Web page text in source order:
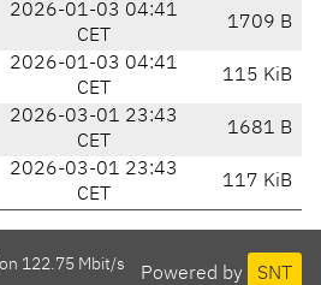
2026-01-03 04:41
CET
1709 B
2026-01-03 04:41
CET
115 KiB
2026-03-01 23:43
CET
1681 B
2026-03-01 23:43
CET
117 KiB
Powered by SNT
122.75 Mbit/s